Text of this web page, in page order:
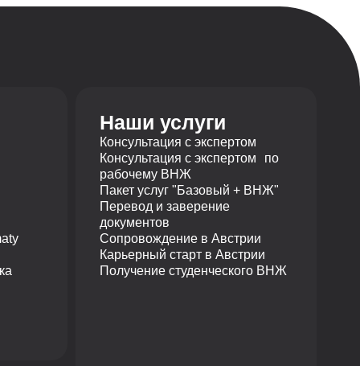
Наши услуги
Консультация с экспертом
Консультация с экспертом по
рабочему ВНЖ
Пакет услуг "Базовый + ВНЖ"
Перевод и заверение
документов
Сопровождение в Австрии
Карьерный старт в Австрии
Получение студенческого ВНЖ